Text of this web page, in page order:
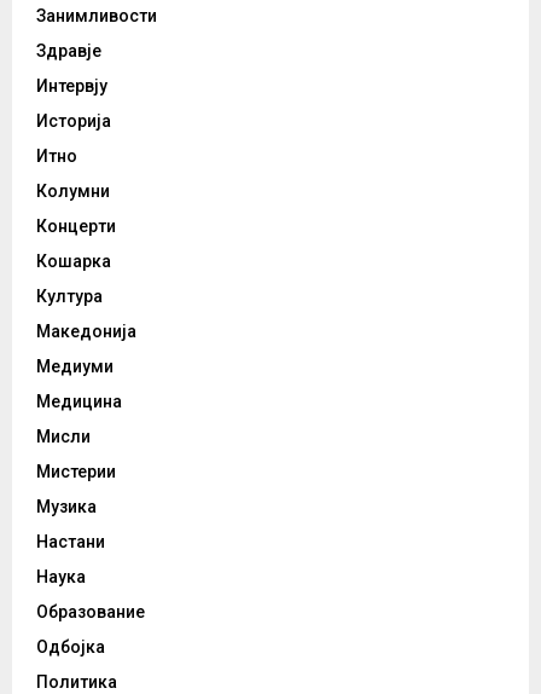
Занимливости
Здравје
Интервју
Историја
Итно
Колумни
Концерти
Кошарка
Култура
Македонија
Медиуми
Медицина
Мисли
Мистерии
Музика
Настани
Наука
Образование
Одбојка
Политика